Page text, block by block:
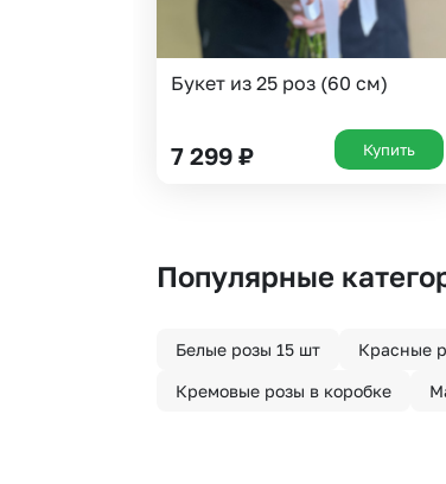
Букет из 25 роз (60 см)
7 299 ₽ Купить
Популярные
Белые розы 15 шт Красные
Кремовые розы в коробке